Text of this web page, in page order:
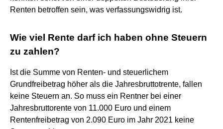
Renten betroffen sein, was verfassungswidrig ist.
Wie viel Rente darf ich haben ohne Steuern
zu zahlen?
Ist die Summe von Renten- und steuerlichem
Grundfreibetrag höher als die Jahresbruttotrente, fallen
keine Steuern an. So muss ein Rentner bei einer
Jahresbruttorente von 11.000 Euro und einem
Rentenfreibetrag von 2.090 Euro im Jahr 2021 keine